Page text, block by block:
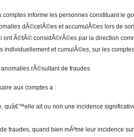
comptes informe les personnes constituant le
dÃ©celÃ©es et accumulÃ©es lors de
ont Ã©tÃ© considÃ©rÃ©es par la direction
et cumulÃ©es, sur les
rÃ©sultant de fraudes
aux comptes a :
quâ€™elle ait ou non une incidence
fraudes, quand bien mÃªme leur incidence